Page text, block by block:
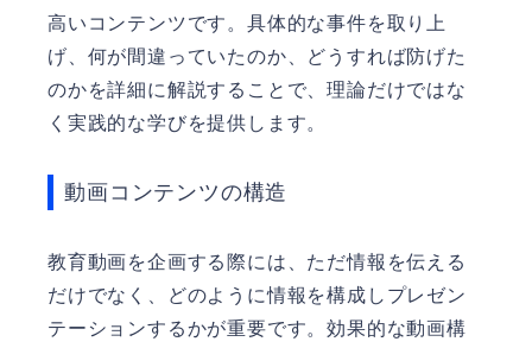
高いコンテンツです。具体的な事件を取り上
げ、何が間違っていたのか、どうすれば防げた
のかを詳細に解説することで、理論だけではな
く実践的な学びを提供します。
動画コンテンツの構造
教育動画を企画する際には、ただ情報を伝える
だけでなく、どのように情報を構成しプレゼン
テーションするかが重要です。効果的な動画構